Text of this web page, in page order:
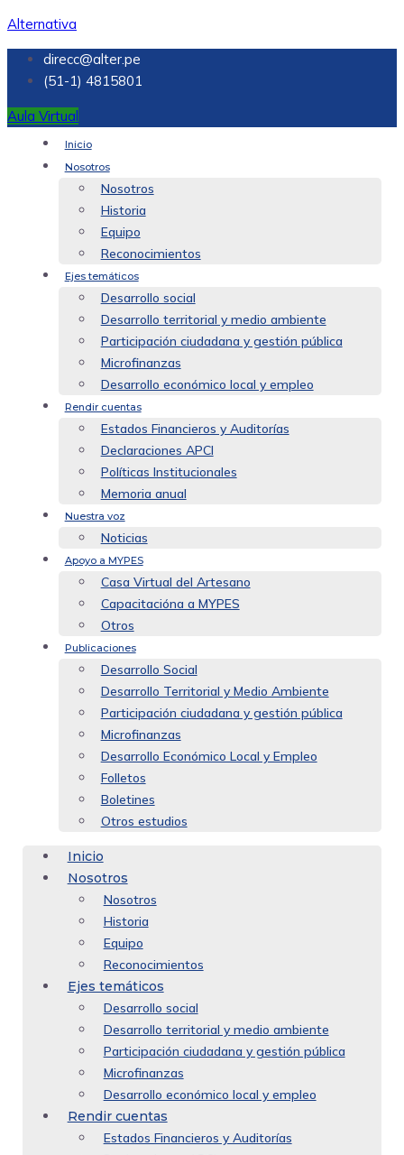
Alternativa
direcc@alter.pe
(51-1) 4815801
Aula Virtual
Inicio
Nosotros
Nosotros
Historia
Equipo
Reconocimientos
Ejes temáticos
Desarrollo social
Desarrollo territorial y medio ambiente
Participación ciudadana y gestión pública
Microfinanzas
Desarrollo económico local y empleo
Rendir cuentas
Estados Financieros y Auditorías
Declaraciones APCI
Políticas Institucionales
Memoria anual
Nuestra voz
Noticias
Apoyo a MYPES
Casa Virtual del Artesano
Capacitacióna a MYPES
Otros
Publicaciones
Desarrollo Social
Desarrollo Territorial y Medio Ambiente
Participación ciudadana y gestión pública
Microfinanzas
Desarrollo Económico Local y Empleo
Folletos
Boletines
Otros estudios
Inicio
Nosotros
Nosotros
Historia
Equipo
Reconocimientos
Ejes temáticos
Desarrollo social
Desarrollo territorial y medio ambiente
Participación ciudadana y gestión pública
Microfinanzas
Desarrollo económico local y empleo
Rendir cuentas
Estados Financieros y Auditorías